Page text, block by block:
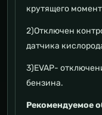
крутящего
2)Отключен
датчика
3)EVAP-
бензина.
Рекомендуемое